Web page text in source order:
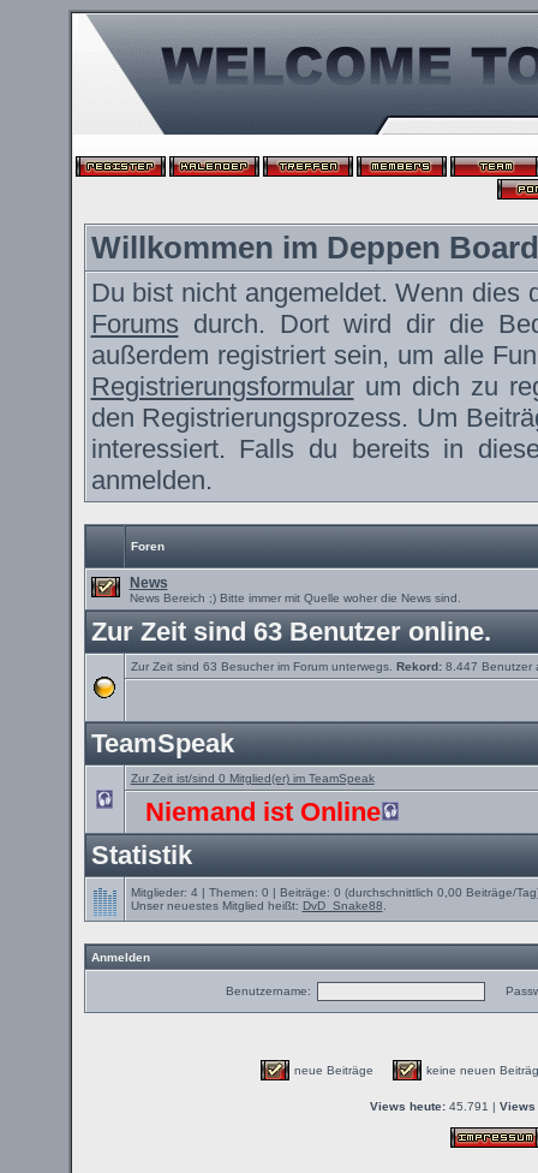
Willkommen im Deppen Board
Du bist nicht angemeldet. Wenn
Forums durch. Dort wird dir die
außerdem registriert sein, um alle
Registrierungsformularum dich zu
den Registrierungsprozess. Um
interessiert. Falls du bereits in
anmelden.
Foren
News
News Bereich ;) Bitte immer mit Quelle woher die News sind.
Zur Zeit sind 63 Benutzer online.
Zur Zeit sind 63 Besucher im Forum unterwegs. Rekord:8.447 Benutzer
TeamSpeak
Zur Zeit ist/sind 0 Mitglied(er) im TeamSpeak
Niemand ist Online
Statistik
Mitglieder: 4 | Themen: 0 | Beiträge: 0 (durchschnittlich 0,00 Beiträge/
Unser neuestes Mitglied heißt: DvD_Snake88
Anmelden
Benutzername:
neue Beiträge keine neuen
Views heute:45.791 | Views